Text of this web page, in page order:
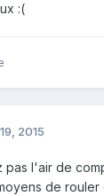
:(
2015
pas l'air de
de